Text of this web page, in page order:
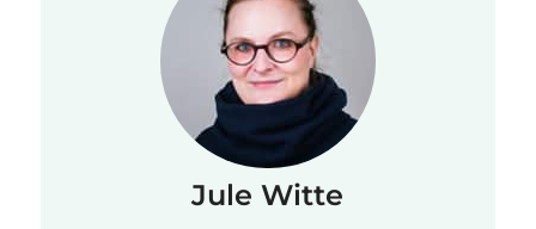
Jule Witte